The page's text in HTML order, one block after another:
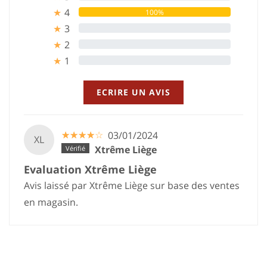
★ 4 100%
★ 3
★ 2
★ 1
ECRIRE UN AVIS
XL ☆☆☆☆☆
★★★★★ 03/01/2024
Xtrême Liège
Evaluation Xtrême Liège
Avis laissé par Xtrême Liège sur base des ventes
en magasin.